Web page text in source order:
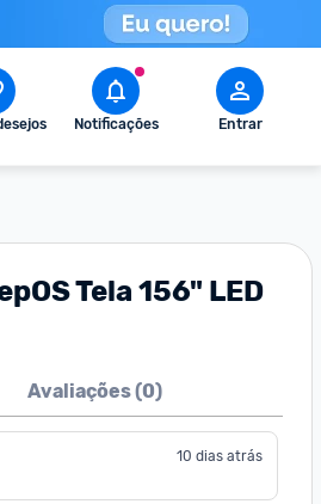
Notificações Entrar
Tela 156" LED
Avaliações (0)
10 dias atrás